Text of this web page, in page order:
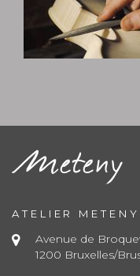
ATELIER METENY
Avenue de
1200 Bruxelles/